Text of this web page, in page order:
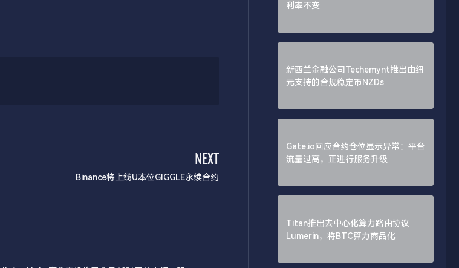
NEXT
Binance将上线U本位GIGGLE永续合约
利率不变
新西兰金融公司Techemynt推出由纽
元支持的合规稳定币NZDs
Gate.io回应合约仓位显示异常：平台
流量过高，正进行服务升级
Titan推出去中心化算力路由协议
Lumerin，将BTC算力商品化